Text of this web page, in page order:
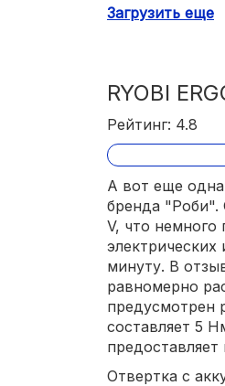
аккумулятор
Загрузить еще
RYOBI
Рейтинг: 4.8
А вот еще одна
бренда "Роби".
V, что немного
минуту. В
равномерно
предусмотрен
составляет 5
Отвертка с